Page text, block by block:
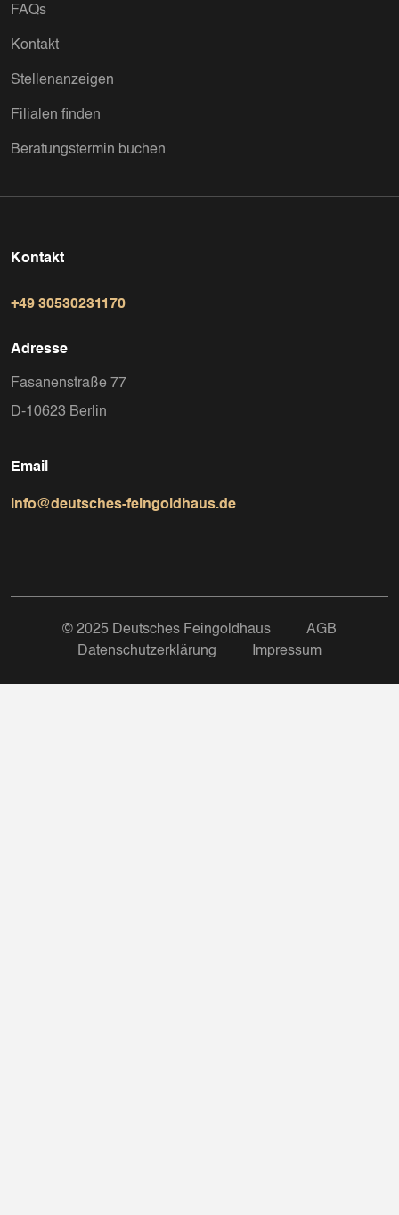
FAQs
Kontakt
Stellenanzeigen
Filialen finden
Beratungstermin buchen
Kontakt
+49 30530231170
Adresse
Fasanenstraße 77
D-10623 Berlin
Email
info@deutsches-feingoldhaus.de
© 2025 Deutsches Feingoldhaus
AGB
Datenschutzerklärung
Impressum